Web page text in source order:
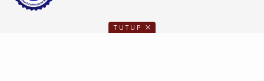
TUTUP